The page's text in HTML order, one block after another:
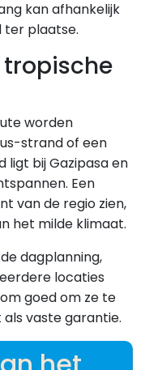
kan afhankelijk
ter plaatse.
worden
strand of een
ligt bij Gazipasa en
Een
van de regio zien,
het milde klimaat.
dagplanning,
locaties
goed om ze te
als vaste garantie.